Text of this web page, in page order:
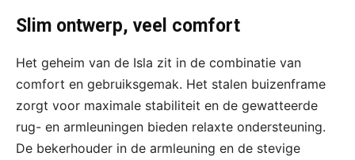
Slim ontwerp, veel comfort
Het geheim van de Isla zit in de combinatie van
comfort en gebruiksgemak. Het stalen buizenframe
zorgt voor maximale stabiliteit en de gewatteerde
rug- en armleuningen bieden relaxte ondersteuning.
De bekerhouder in de armleuning en de stevige